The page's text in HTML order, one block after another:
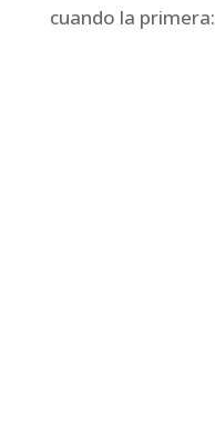
cuando la primera: